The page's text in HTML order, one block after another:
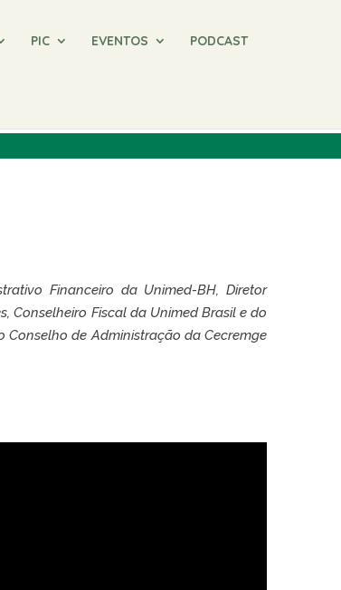
PIC EVENTOS PODCAST
Financeiro da Unimed-BH, Diretor
Conselheiro Fiscal da Unimed Brasil e do
Conselho de Administração da Cecremge